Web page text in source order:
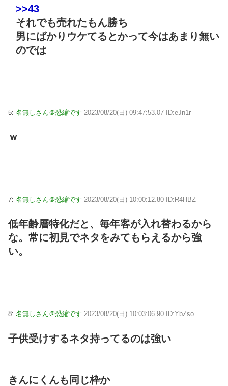
>>43
それでも売れたもん勝ち
男にばかりウケてるとかって今はあまり無い
のでは
5: 名無しさん＠恐縮です 2023/08/20(日) 09:47:53.07 ID:eJn1r
ｗ
7: 名無しさん＠恐縮です 2023/08/20(日) 10:00:12.80 ID:R4HBZ
低年齢層特化だと、毎年客が入れ替わるから
な。常に初見でネタをみてもらえるから強
い。
8: 名無しさん＠恐縮です 2023/08/20(日) 10:03:06.90 ID:YbZso
子供受けするネタ持ってるのは強い
きんにくんも同じ枠か